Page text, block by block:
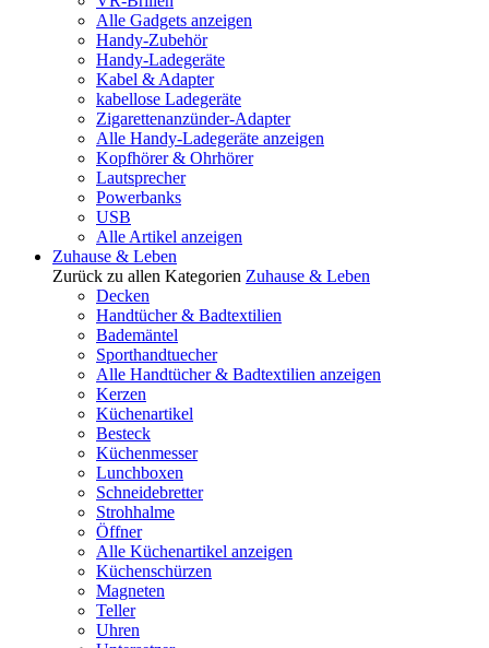
Alle Gadgets anzeigen
Handy-Zubehör
Handy-Ladegeräte
Kabel & Adapter
kabellose Ladegeräte
Zigarettenanzünder-Adapter
Alle Handy-Ladegeräte anzeigen
Kopfhörer & Ohrhörer
Lautsprecher
Powerbanks
USB
Alle Artikel anzeigen
Zuhause & Leben
Zurück zu allen Kategorien Zuhause & Leben
Decken
Handtücher & Badtextilien
Bademäntel
Sporthandtuecher
Alle Handtücher & Badtextilien anzeigen
Kerzen
Küchenartikel
Besteck
Küchenmesser
Lunchboxen
Schneidebretter
Strohhalme
Öffner
Alle Küchenartikel anzeigen
Küchenschürzen
Magneten
Teller
Uhren